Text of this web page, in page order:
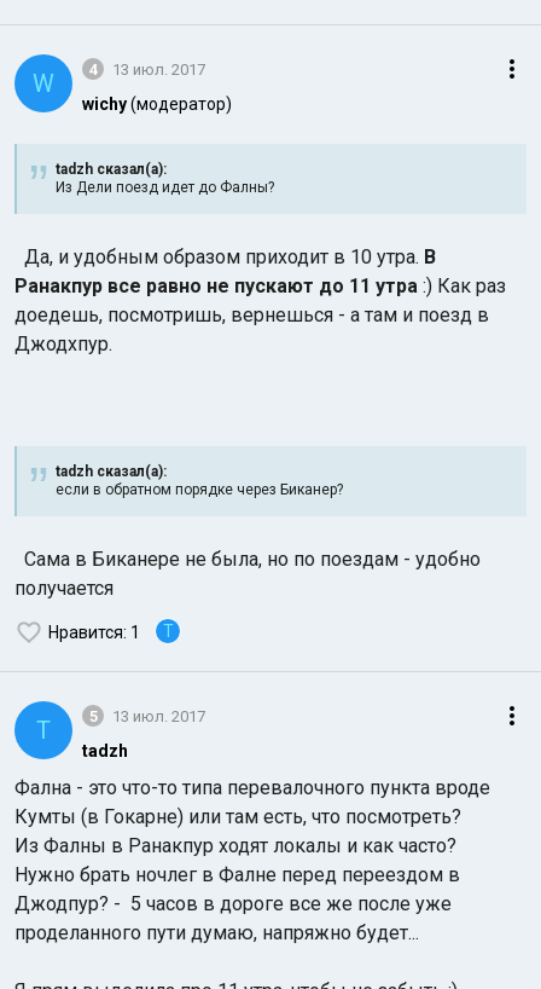
W 4 13 июл. 2017
wichy(модератор)
tadzh сказал(а):
Из Дели поезд идет до Фалны?
Да, и удобным образом приходит в 10 утра. В
Ранакпур все равно не пускают до 11 утра :) Как раз
доедешь, посмотришь, вернешься - а там и поезд в
Джодхпур.
tadzh сказал(а):
если в обратном порядке через Биканер?
Сама в Биканере не была, но по поездам - удобно
получается
Нравится: 1 T
T 5 13 июл. 2017
tadzh
Фална - это что-то типа перевалочного пункта вроде
Кумты (в Гокарне) или там есть, что посмотреть?
Из Фалны в Ранакпур ходят локалы и как часто?
Нужно брать ночлег в Фалне перед переездом в
Джодпур? - 5 часов в дороге все же после уже
проделанного пути думаю, напряжно будет...